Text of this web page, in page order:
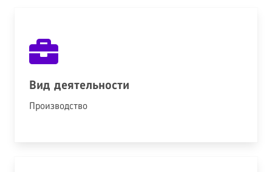
Вид деятельности
Производство